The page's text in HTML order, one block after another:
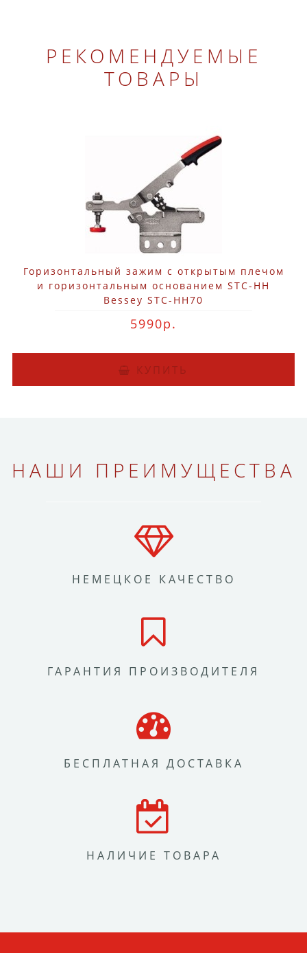
РЕКОМЕНДУЕМЫЕ
ТОВАРЫ
Горизонтальный зажим с открытым плечом
и горизонтальным основанием STC-HH
Bessey STC-HH70
5990р.
КУПИТЬ
НАШИ ПРЕИМУЩЕСТВА
НЕМЕЦКОЕ КАЧЕСТВО
ГАРАНТИЯ ПРОИЗВОДИТЕЛЯ
БЕСПЛАТНАЯ ДОСТАВКА
НАЛИЧИЕ ТОВАРА